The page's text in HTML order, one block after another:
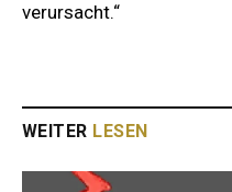
verursacht.“
WEITER LESEN